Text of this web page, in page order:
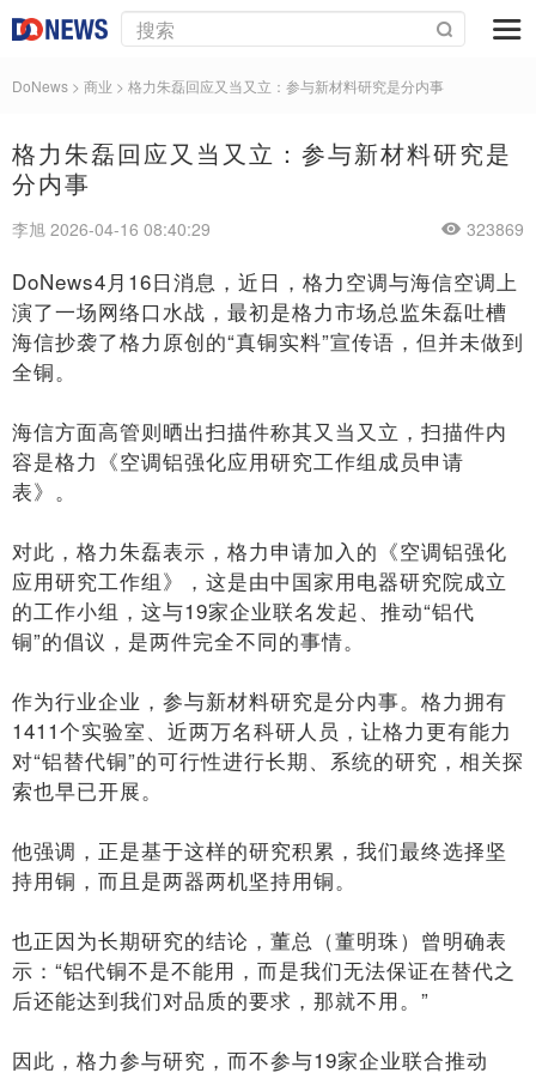
DoNews > 商业 > 格力朱磊回应又当又立：参与新材料研究是分内事
格力朱磊回应又当又立：参与新材料研究是
分内事
李旭 2026-04-16 08:40:29 323869
DoNews4月16日消息，近日，格力空调与海信空调上
演了一场网络口水战，最初是格力市场总监朱磊吐槽
海信抄袭了格力原创的“真铜实料”宣传语，但并未做到
全铜。
海信方面高管则晒出扫描件称其又当又立，扫描件内
容是格力《空调铝强化应用研究工作组成员申请
表》。
对此，格力朱磊表示，格力申请加入的《空调铝强化
应用研究工作组》，这是由中国家用电器研究院成立
的工作小组，这与19家企业联名发起、推动“铝代
铜”的倡议，是两件完全不同的事情。
作为行业企业，参与新材料研究是分内事。格力拥有
1411个实验室、近两万名科研人员，让格力更有能力
对“铝替代铜”的可行性进行长期、系统的研究，相关探
索也早已开展。
他强调，正是基于这样的研究积累，我们最终选择坚
持用铜，而且是两器两机坚持用铜。
也正因为长期研究的结论，董总（董明珠）曾明确表
示：“铝代铜不是不能用，而是我们无法保证在替代之
后还能达到我们对品质的要求，那就不用。”
因此，格力参与研究，而不参与19家企业联合推动